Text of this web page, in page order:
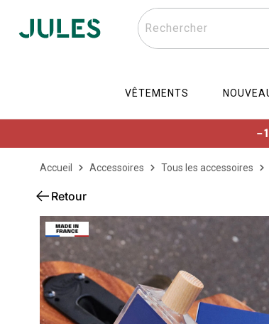
Rechercher
VÊTEMENTS
-
Accueil Accessoires Tous les accessoires
Retour